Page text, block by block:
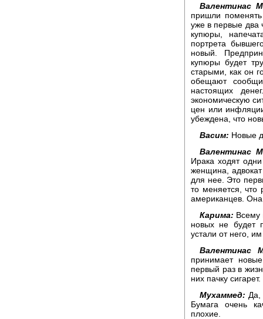
Валентинас
пришли
уже в первые два
купюры,
портрета
новый.
купюры будет
старыми, как он
обещают
настоящих
экономическую
цен или
убеждена, что
Васим: Новые
Валентинас
Ирака ходят
женщина,
для нее. Это
то меняется, что
американцев.
Карима: Всему
новых не будет
устали от него,
Валентинас
принимает
первый раз в
них пачку сигарет.
Мухаммед: Да,
Бумага очень
плохие.